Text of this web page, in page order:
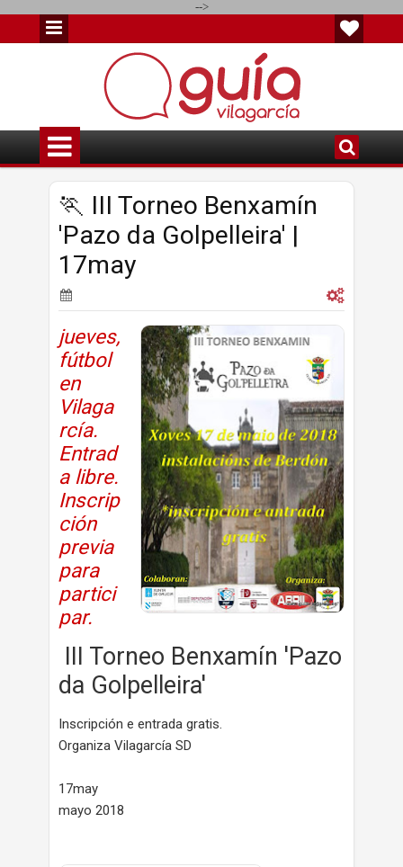
-->
🏃 III Torneo Benxamín
'Pazo da Golpelleira' |
17may
jueves,
fútbol
en
Vilaga
rcía.
Entrad
a libre.
Inscrip
ción
previa
para
partici
par.
III Torneo Benxamín 'Pazo
da Golpelleira'
Inscripción e entrada gratis.
Organiza Vilagarcía SD
17may
mayo 2018